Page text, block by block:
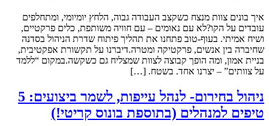
איך בונים צוות מנצח כשקצב העבודה גבוה, הלחץ יומיומי, ומתחלפים
עובדים על הקו?לא עם נאומים – עם חוויה משותפת, כלים פרקטיים,
ושיח אמיתי. בעוף-טוב פתחנו את תהליך פיתוח שדרת הניהול בסדנה
שחיברה בין אנשים, פרקטיקה ומטרה.דיברנו על תקשורת אפקטיבית,
בניית אמון, ומה הופך קבוצה לצוות שמצליח גם כשקשה.במקום “ללמד
על צוותים” – יצרנו אחד. בשטח. […]
ניהול בחירום- לנהל עייפות, לשמר ביצועים: 5
טיפים למנהלים (בתוספת בונוס קריטי!)